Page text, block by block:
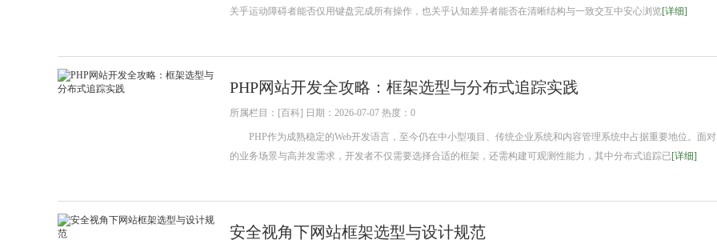
关乎运动障碍者能否仅用键盘完成所有操作，也关乎认知差异者能否在清晰结构与一致交互中安心浏览[详细]
PHP网站开发全攻略：框架选型与分布式追踪实践
所属栏目：[百科] 日期：2026-07-07 热度：0
PHP作为成熟稳定的Web开发语言，至今仍在中小型项目、传统企业系统和内容管理系统中占据重要地位。面
的业务场景与高并发需求，开发者不仅需要选择合适的框架，还需构建可观测性能力，其中分布式追踪已[详细]
安全视角下网站框架选型与设计规范